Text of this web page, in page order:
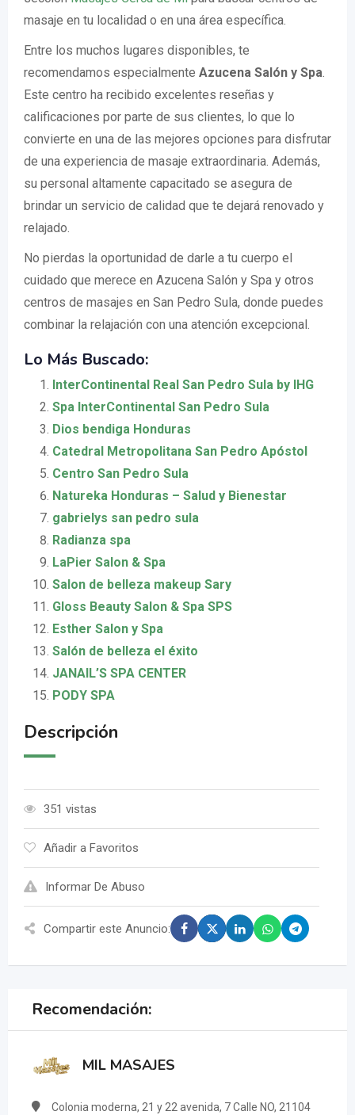
masaje en tu localidad o en una área específica.
Entre los muchos lugares disponibles, te
recomendamos especialmente Azucena Salón y Spa.
Este centro ha recibido excelentes reseñas y
calificaciones por parte de sus clientes, lo que lo
convierte en una de las mejores opciones para disfrutar
de una experiencia de masaje extraordinaria. Además,
su personal altamente capacitado se asegura de
brindar un servicio de calidad que te dejará renovado y
relajado.
No pierdas la oportunidad de darle a tu cuerpo el
cuidado que merece en Azucena Salón y Spa y otros
centros de masajes en San Pedro Sula, donde puedes
combinar la relajación con una atención excepcional.
Lo Más Buscado:
InterContinental Real San Pedro Sula by IHG
Spa InterContinental San Pedro Sula
Dios bendiga Honduras
Catedral Metropolitana San Pedro Apóstol
Centro San Pedro Sula
Natureka Honduras – Salud y Bienestar
gabrielys san pedro sula
Radianza spa
LaPier Salon & Spa
Salon de belleza makeup Sary
Gloss Beauty Salon & Spa SPS
Esther Salon y Spa
Salón de belleza el éxito
JANAIL’S SPA CENTER
PODY SPA
Descripción
351 vistas
Añadir a Favoritos
Informar De Abuso
Compartir este Anuncio:
Recomendación:
MIL MASAJES
Colonia moderna, 21 y 22 avenida, 7 Calle NO, 21104